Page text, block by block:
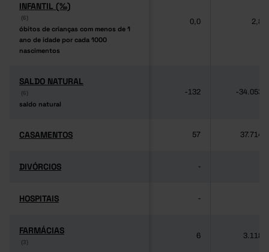
INFANTIL (‰)
(6)
óbitos de crianças com menos de 1
ano de idade por cada 1000
nascimentos
INFANTIL (‰)
(6)
óbitos de crianças com menos de 1
ano de idade por cada 1000
nascimentos
0,0 2,8
SALDO NATURAL
(6)
saldo natural
SALDO NATURAL
(6)
saldo natural
-132 -34.053
CASAMENTOS
CASAMENTOS 57 37.714
DIVÓRCIOS
DIVÓRCIOS -
HOSPITAIS
HOSPITAIS -
FARMÁCIAS
(3)
FARMÁCIAS
(3)
6 3.118